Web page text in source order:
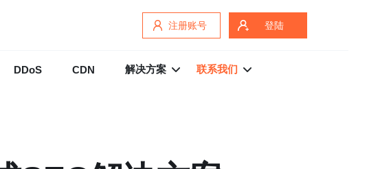
注册账号 登陆
DDoS CDN 解决方案 联系我们